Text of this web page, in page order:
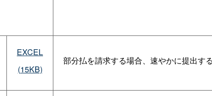
EXCEL
(15KB)
部分払を請求する場合、速やかに提出す